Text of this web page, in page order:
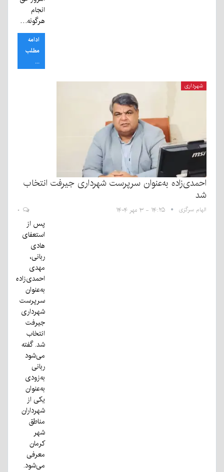
انجام
هرگونه…
ادامه
مطلب
...
شهرداری
احمدی‌زاده به‌عنوان سرپرست شهرداری جیرفت انتخاب
شد
الهام سرگزی ۱۴:۲۵ - ۳ مهر ۱۴۰۴
پس از
استعفای
هادی
ربانی،
مهدی
احمدی‌زاده
به‌عنوان
سرپرست
شهرداری
جیرفت
انتخاب
شد. گفته
می‌شود
ربانی
به‌زودی
به‌عنوان
یکی از
شهرداران
مناطق
شهر
کرمان
معرفی
می‌شود.